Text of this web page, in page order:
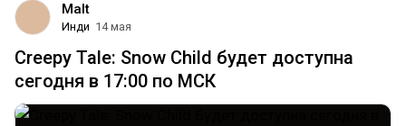
Malt
Инди 14 мая
Creepy Tale: Snow Child будет доступна
сегодня в 17:00 по МСК